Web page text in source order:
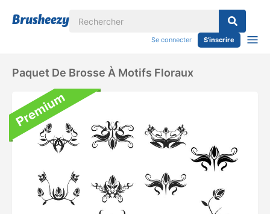
Se connecter S'inscrire
Paquet De Brosse À Motifs Floraux